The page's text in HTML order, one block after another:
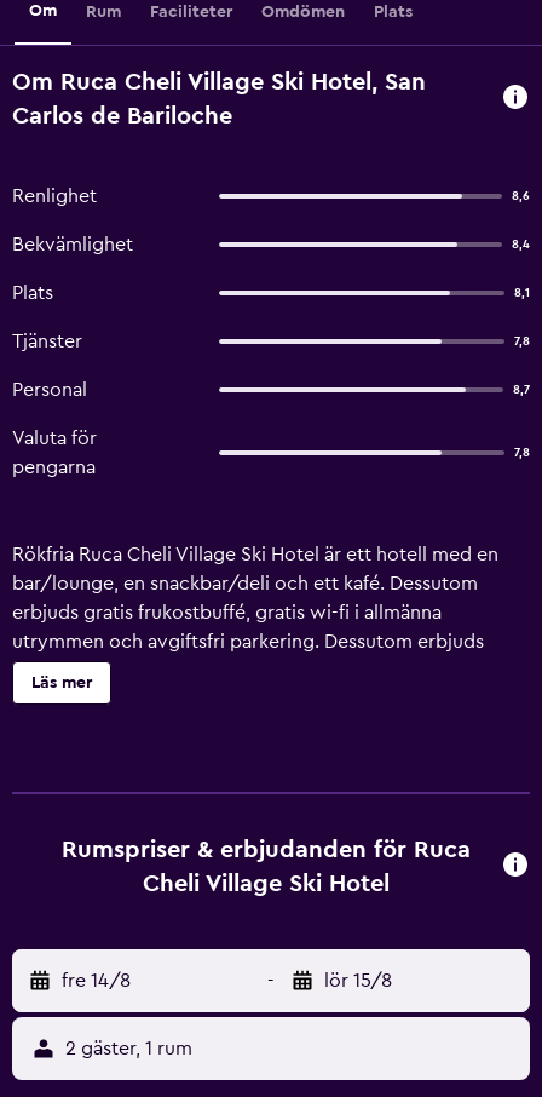
Om Rum Faciliteter Omdömen Plats
Om Ruca Cheli Village Ski Hotel, San
Carlos de Bariloche
Renlighet 8,6
Bekvämlighet 8,4
Plats 8,1
Tjänster 7,8
Personal 8,7
Valuta för
pengarna
7,8
Rökfria Ruca Cheli Village Ski Hotel är ett hotell med en
bar/lounge, en snackbar/deli och ett kafé. Dessutom
erbjuds gratis frukostbuffé, gratis wi-fi i allmänna
utrymmen och avgiftsfri parkering. Dessutom erbjuds
conciergetjänster, kemtvätt och tvättmöjligheter. Ruca
Cheli Village Ski Hotel erbjuder 34 luftkonditionerade rum
internetuppkoppling och wi-fi. Skrivbord och telefon
finns. Städning sker dagligen.
Läs mer
Rumspriser & erbjudanden för Ruca
Cheli Village Ski Hotel
fre 14/8 - lör 15/8
2 gäster, 1 rum